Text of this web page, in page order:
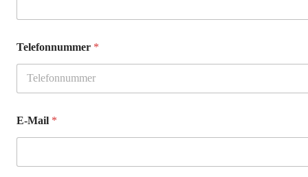
Telefonnummer *
E-Mail *